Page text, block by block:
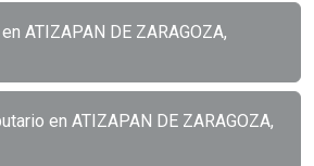
ATIZAPAN DE ZARAGOZA,
en ATIZAPAN DE ZARAGOZA,